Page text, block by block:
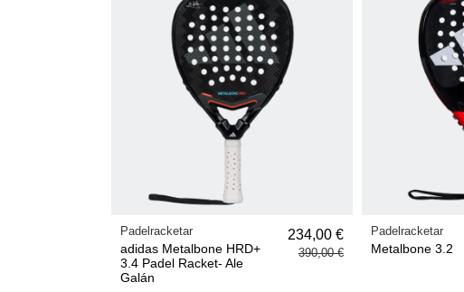
Padelracketar
adidas Metalbone HRD+
3.4 Padel Racket- Ale
Galán
234,00 €
390,00 €
Padelracketar
Metalbone 3.2